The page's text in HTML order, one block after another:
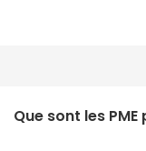
Que sont les